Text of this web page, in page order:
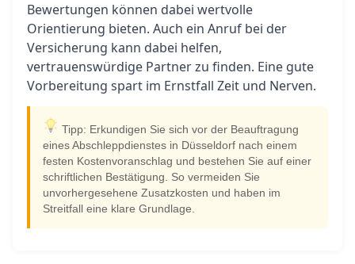
Bewertungen können dabei wertvolle
Orientierung bieten. Auch ein Anruf bei der
Versicherung kann dabei helfen,
vertrauenswürdige Partner zu finden. Eine gute
Vorbereitung spart im Ernstfall Zeit und Nerven.
Tipp: Erkundigen Sie sich vor der Beauftragung
eines Abschleppdienstes in Düsseldorf nach einem
festen Kostenvoranschlag und bestehen Sie auf einer
schriftlichen Bestätigung. So vermeiden Sie
unvorhergesehene Zusatzkosten und haben im
Streitfall eine klare Grundlage.